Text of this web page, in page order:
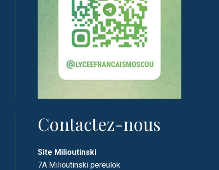
Contactez-nous
Site Milioutinski
7A Milioutinski pereulok